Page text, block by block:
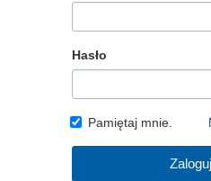
Hasło
Pamiętaj mnie.